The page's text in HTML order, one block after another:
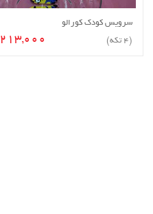
افزودن به سبد خرید
سرویس کودک کورالو
213,000 تومان (4 تکه)